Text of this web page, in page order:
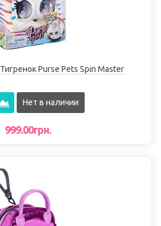
Purse Pets Spin Master
Нет в наличии
999.00грн.